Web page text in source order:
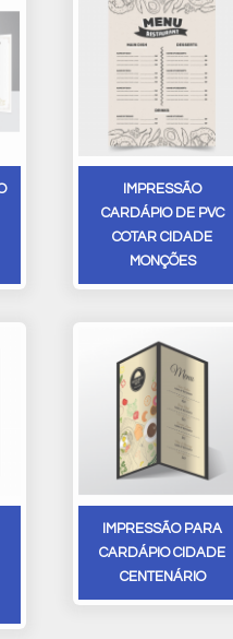
IMPRESSÃO
CARDÁPIO DE PVC
COTAR CIDADE
MONÇÕES
IMPRESSÃO PARA
CARDÁPIO CIDADE
CENTENÁRIO